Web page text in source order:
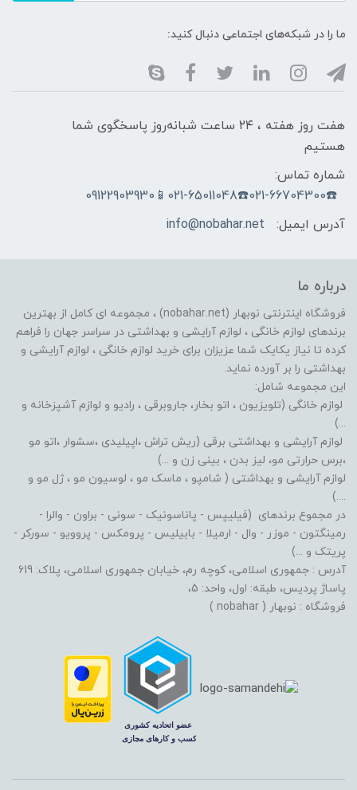
ما را در شبکه‌های اجتماعی دنبال کنید:
هفت روز هفته ، ۲۴ ساعت شبانه‌روز پاسخگوی شما
هستیم
شماره تماس:
☎️021-66704300☎️021-65011048📱09122903930
آدرس ایمیل:
info@nobahar.net
درباره ما
فروشگاه اینترنتی نوبهار (nobahar.net) ، مجموعه ای کامل از بهترین
برندهای لوازم خانگی ، لوازم آرایشی و بهداشتی در سراسر جهان را فراهم
کرده تا نیاز یکایک شما عزیزان برای خرید لوازم خانگی ، لوازم آرایشی و
بهداشتی را بر آورده نماید.
این مجموعه شامل:
لوازم خانگی (تلویزیون ، اتو بخار، جاروبرقی ، رادیو و لوازم آشپزخانه و
...)
لوازم آرایشی و بهداشتی برقی (ریش تراش ،اپیلیدی ،سشوار ،اتو مو
،برس حرارتی مو، لیز بدن ، بینی زن و ...)
لوازم آرایشی و بهداشتی ( شامپو ، ماسک مو ، لوسیون مو ، ژل مو و
....)
در مجموع برندهای (فیلیپس - پاناسونیک - سونی - براون - والرا -
رمینگتون - موزر - وال - ارمیلا - بابیلیس - پرومکس - پروویو - سورکر -
پریتک و ...)
آدرس : جمهوری اسلامی، کوچه رم، خیابان جمهوری اسلامی، پلاک: 619
پاساژ پردیس، طبقه: اول، واحد: 5،
فروشگاه : نوبهار ( nobahar )